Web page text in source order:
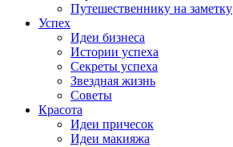
Путешественнику на заметку
Успех
Идеи бизнеса
Истории успеха
Секреты успеха
Звездная жизнь
Советы
Красота
Идеи причесок
Идеи макияжа